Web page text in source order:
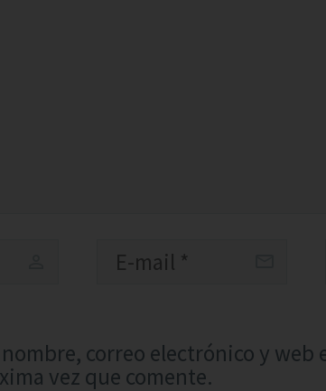
correo electrónico y web
vez que comente.